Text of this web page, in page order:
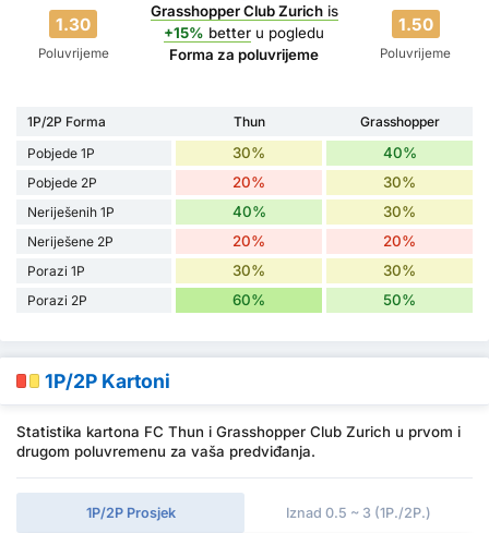
1.30
Poluvrijeme
Grasshopper Club Zurichis
+15% better u pogledu
Forma za poluvrijeme
1.50
Poluvrijeme
1P/2P Forma Thun
Grasshopper
Pobjede 1P
30% 40%
Pobjede 2P 20% 30%
Neriješenih 1P 40% 30%
Neriješene 2P 20% 20%
Porazi 1P 30% 30%
Porazi 2P 60% 50%
1P/2P Kartoni
Statistika kartona FC Thun i Grasshopper Club Zurich u prvom i
drugom poluvremenu za vaša predviđanja.
1P/2P Prosjek Iznad 0.5 ~ 3 (1P./2P.)